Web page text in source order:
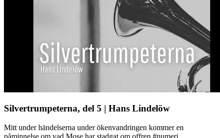
Silvertrumpeterna, del 5 | Hans Lindelöw
Mitt under händelserna under ökenvandringen kommer en